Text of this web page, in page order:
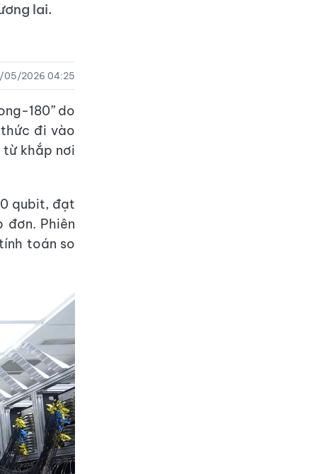
lai.
05/2026 04:25
180” do
đi vào
khắp nơi
qubit, đạt
Phiên
toán so